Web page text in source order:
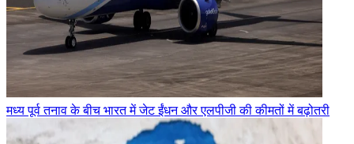
मध्य पूर्व तनाव के बीच भारत में जेट ईंधन और एलपीजी की कीमतों में बढ़ोतरी